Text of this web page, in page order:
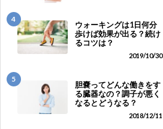
4
ウォーキングは1日何分
歩けば効果が出る？続け
るコツは？
2019/10/30
5
胆嚢ってどんな働きをす
る臓器なの？調子が悪く
なるとどうなる？
2018/12/11